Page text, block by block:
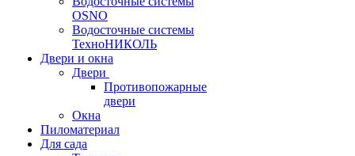
OSNO
Водосточные системы
ТехноНИКОЛЬ
Двери и окна
Двери
Противопожарные
двери
Окна
Пиломатериал
Для сада